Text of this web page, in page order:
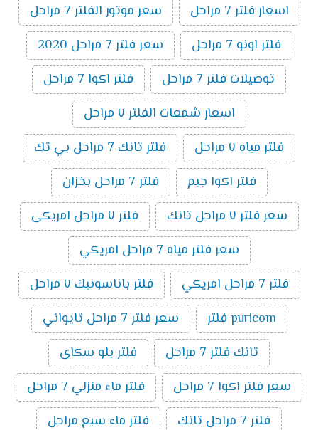
اسعار فلتر 7 مراحل
سعر موتور الفلتر 7 مراحل
فلتر اونو 7 مراحل
سعر فلتر 7 مراحل 2020
توصيلات فلتر 7 مراحل
فلتر اكوا 7 مراحل
اسعار شمعات الفلتر ٧ مراحل
فلتر مياه ٧ مراحل
فلتر تانك 7 مراحل بي تك
فلتر اكوا جيم
فلتر 7 مراحل بخزان
سعر فلتر ٧ مراحل تانك
فلتر ٧ مراحل امريكى
سعر فلتر مياه 7 مراحل امريكي
فلتر 7 مراحل امريكي
فلتر باناسونيك ٧ مراحل
puricom فلتر
سعر فلتر 7 مراحل تايواني
تانك فلتر 7 مراحل
فلتر بلو سكاى
سعر فلتر اكوا 7 مراحل
فلتر ماء منزلي 7 مراحل
فلتر 7 مراحل تانك
فلتر ماء سبع مراحل